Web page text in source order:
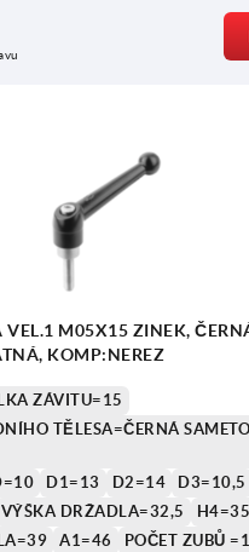
VEL.1 M05X15 ZINEK,
KOMP:NEREZ
ZÁVITU=15
TĚLESA=ČERNÁ
D1=13 D2=14 D3=10,5
VÝŠKA DRŽADLA=32,5
A1=46 POČET ZUBŮ